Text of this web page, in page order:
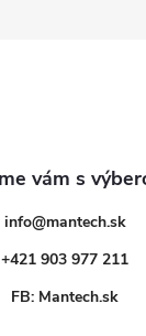
info@mantech.sk
+421 903 977 211
FB: Mantech.sk